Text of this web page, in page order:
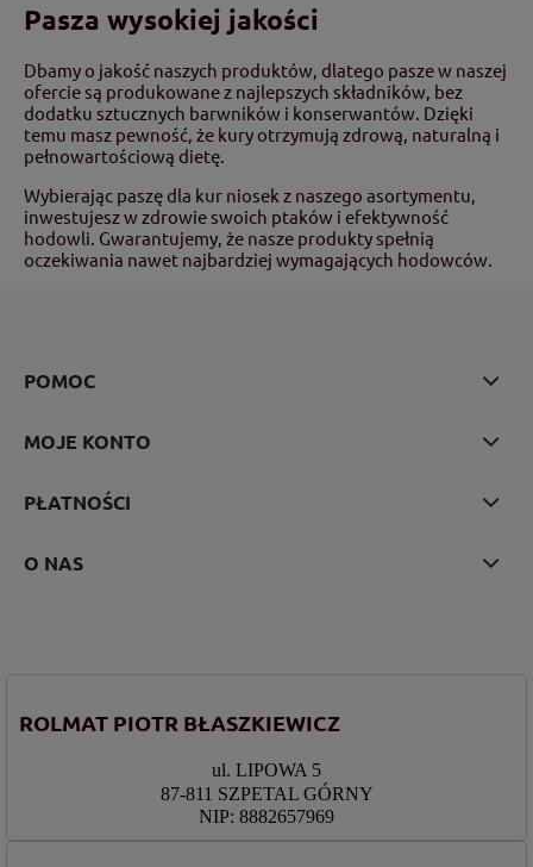
Pasza wysokiej jakości
Dbamy o jakość naszych produktów, dlatego pasze w naszej
ofercie są produkowane z najlepszych składników, bez
dodatku sztucznych barwników i konserwantów. Dzięki
temu masz pewność, że kury otrzymują zdrową, naturalną i
pełnowartościową dietę.
Wybierając paszę dla kur niosek z naszego asortymentu,
inwestujesz w zdrowie swoich ptaków i efektywność
hodowli. Gwarantujemy, że nasze produkty spełnią
oczekiwania nawet najbardziej wymagających hodowców.
POMOC
MOJE KONTO
PŁATNOŚCI
O NAS
ROLMAT PIOTR BŁASZKIEWICZ
ul. LIPOWA 5
87-811 SZPETAL GÓRNY
NIP: 8882657969